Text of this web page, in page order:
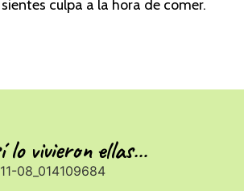
culpa a la hora de comer.
lo vivieron ellas…